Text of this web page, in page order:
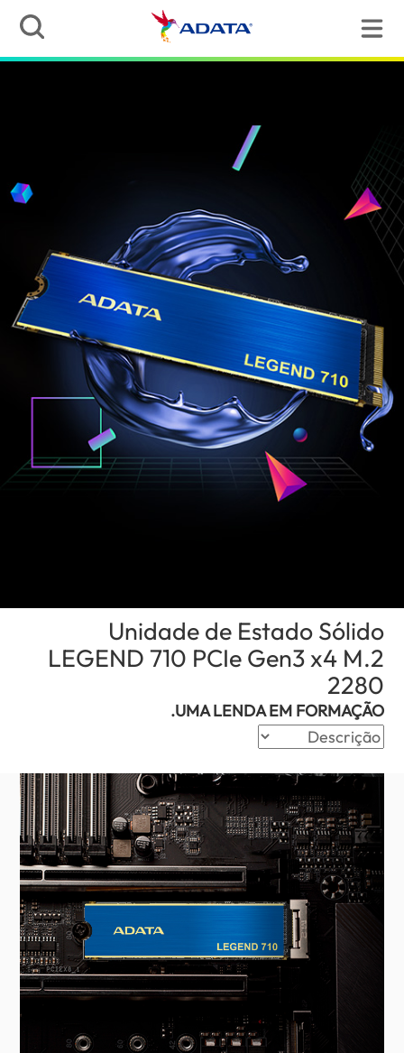
Unidade de Estado Sólido
LEGEND 710 PCIe Gen3 x4 M.2
2280
UMA LENDA EM FORMAÇÃO.